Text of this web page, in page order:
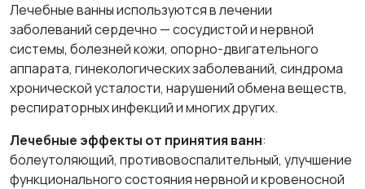
Лечебные ванны используются в лечении
заболеваний сердечно — сосудистой и нервной
системы, болезней кожи, опорно-двигательного
аппарата, гинекологических заболеваний, синдрома
хронической усталости, нарушений обмена веществ,
респираторных инфекций и многих других.
Лечебные эффекты от принятия ванн:
болеутоляющий, противовоспалительный, улучшение
функционального состояния нервной и кровеносной